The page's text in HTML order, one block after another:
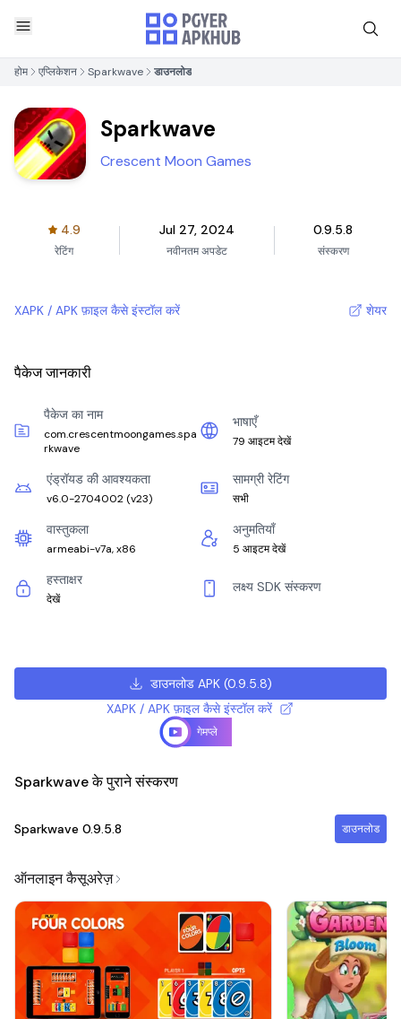
होम एप्लिकेशन Sparkwave डाउनलोड
Sparkwave
Crescent Moon Games
4.9
रेटिंग
Jul 27, 2024
नवीनतम अपडेट
0.9.5.8
संस्करण
XAPK / APK फ़ाइल कैसे इंस्टॉल करें शेयर
पैकेज जानकारी
पैकेज का नाम
com.crescentmoongames.spa
rkwave
भाषाएँ
79 आइटम देखें
एंड्रॉयड की आवश्यकता
v6.0-2704002 (v23)
सामग्री रेटिंग
सभी
वास्तुकला
armeabi-v7a, x86
अनुमतियाँ
5 आइटम देखें
हस्ताक्षर
देखें
लक्ष्य SDK संस्करण
डाउनलोड APK(0.9.5.8)
XAPK / APK फ़ाइल कैसे इंस्टॉल करें
गेमप्ले
Sparkwave के पुराने संस्करण
Sparkwave 0.9.5.8 डाउनलोड
ऑनलाइन कैसूअरेज़